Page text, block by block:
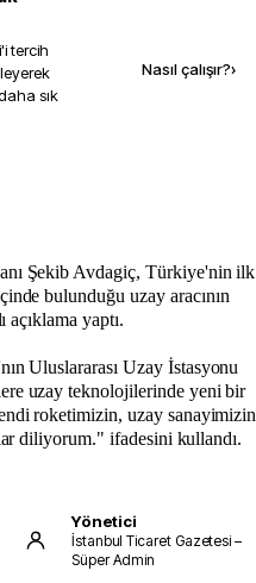
'i tercih
sık
Nasıl çalışır?›
Şekib Avdagiç, Türkiye'nin ilk
bulunduğu uzay aracının
açıklama yaptı.
Uluslararası Uzay İstasyonu
uzay teknolojilerinde yeni bir
roketimizin, uzay sanayimizin
diliyorum." ifadesini kullandı.
Yönetici
İstanbul Ticaret Gazetesi –
Süper Admin